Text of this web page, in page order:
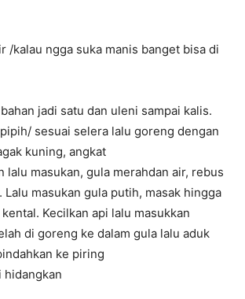
/kalau ngga suka manis banget bisa di
jadi satu dan uleni sampai kalis.
sesuai selera lalu goreng dengan
kuning, angkat
lalu masukan, gula merahdan air, rebus
Lalu masukan gula putih, masak hingga
Kecilkan api lalu masukkan
di goreng ke dalam gula lalu aduk
ke piring
hidangkan